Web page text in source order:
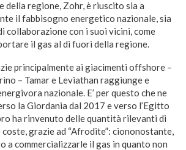
regione, Zohr, è riuscito sia a
il fabbisogno energetico nazionale, sia
collaborazione con i suoi vicini, come
il gas al di fuori della regione.
principalmente ai giacimenti offshore –
– Tamar e Leviathan raggiunge e
nazionale. E’ per questo che ne
la Giordania dal 2017 e verso l’Egitto
ha rinvenuto delle quantità rilevanti di
grazie ad “Afrodite”: ciononostante,
a commercializzarle il gas in quanto non